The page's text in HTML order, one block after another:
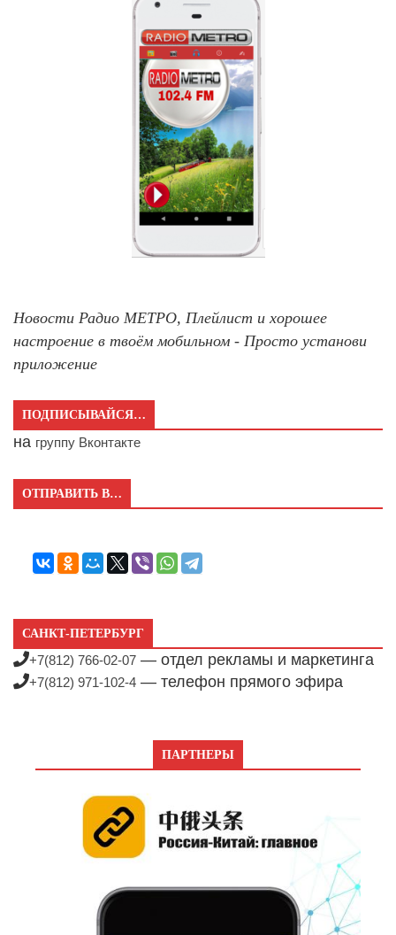
Новости Радио МЕТРО, Плейлист и хорошее
настроение в твоём мобильном - Просто установи
приложение
ПОДПИСЫВАЙСЯ…
на группу Вконтакте
ОТПРАВИТЬ В…
САНКТ-ПЕТЕРБУРГ
+7(812) 766-02-07 — отдел рекламы и маркетинга
+7(812) 971-102-4 — телефон прямого эфира
ПАРТНЕРЫ